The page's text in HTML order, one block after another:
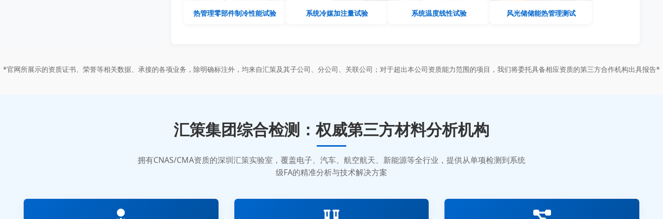
热管理零部件制冷性能试验 系统冷媒加注量试验 系统温度线性试验 风光储储能热管理测试
*官网所展示的资质证书、荣誉等相关数据、承接的各项业务，除明确标注外，均来自汇策及其子公司、分公司、关联公司；对于超出本公司资质能力范围的项目，我们将委托具备相应资质的第三方合作机构出具报告*
汇策集团综合检测：权威第三方材料分析机构
拥有CNAS/CMA资质的深圳汇策实验室，覆盖电子、汽车、航空航天、新能源等全行业，提供从单项检测到系统
级FA的精准分析与技术解决方案